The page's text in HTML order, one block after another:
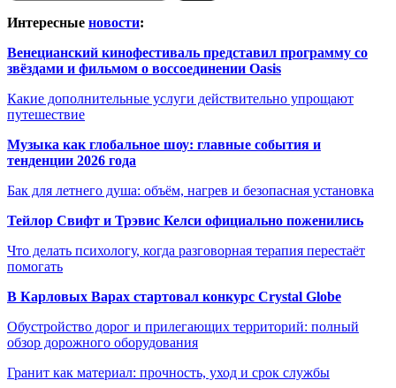
Интересные новости:
Венецианский кинофестиваль представил программу со
звёздами и фильмом о воссоединении Oasis
Какие дополнительные услуги действительно упрощают
путешествие
Музыка как глобальное шоу: главные события и
тенденции 2026 года
Бак для летнего душа: объём, нагрев и безопасная установка
Тейлор Свифт и Трэвис Келси официально поженились
Что делать психологу, когда разговорная терапия перестаёт
помогать
В Карловых Варах стартовал конкурс Crystal Globe
Обустройство дорог и прилегающих территорий: полный
обзор дорожного оборудования
Гранит как материал: прочность, уход и срок службы